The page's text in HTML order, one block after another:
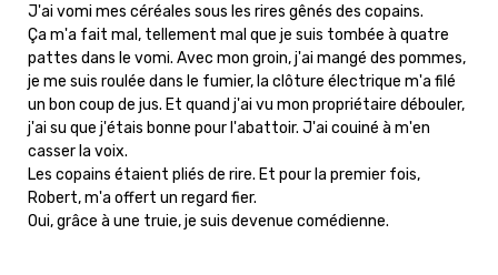
J'ai vomi mes céréales sous les rires gênés des copains.
Ça m'a fait mal, tellement mal que je suis tombée à quatre
pattes dans le vomi. Avec mon groin, j'ai mangé des pommes,
je me suis roulée dans le fumier, la clôture électrique m'a filé
un bon coup de jus. Et quand j'ai vu mon propriétaire débouler,
j'ai su que j'étais bonne pour l'abattoir. J'ai couiné à m'en
casser la voix.
Les copains étaient pliés de rire. Et pour la premier fois,
Robert, m'a offert un regard fier.
Oui, grâce à une truie, je suis devenue comédienne.